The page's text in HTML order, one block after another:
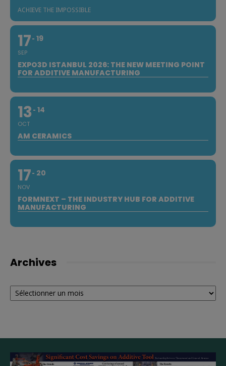
ACHIEVE THE IMPOSSIBLE
17
SEP
19
EXPO3D ISTANBUL 2026: THE NEW MEETING POINT
FOR ADDITIVE MANUFACTURING
13
OCT
14
AM CERAMICS
17
NOV
20
FORMNEXT – THE INDUSTRY HUB FOR ADDITIVE
MANUFACTURING
Archives
Archives